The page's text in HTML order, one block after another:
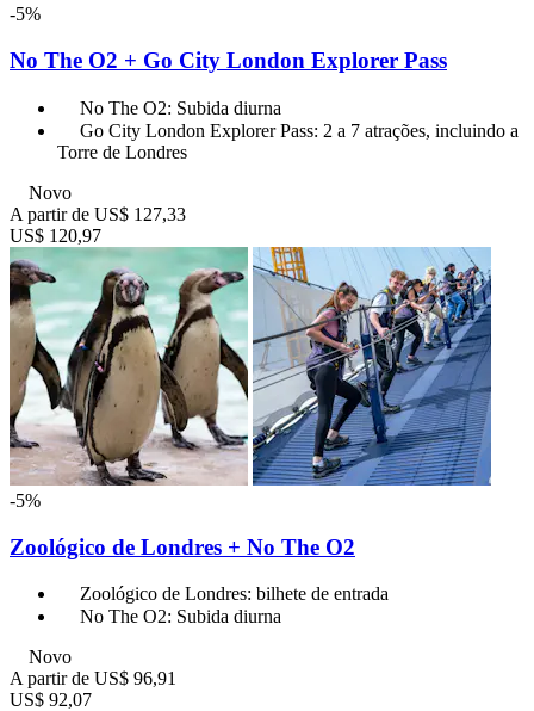
-5%
No The O2 + Go City London Explorer Pass
No The O2: Subida diurna
Go City London Explorer Pass: 2 a 7 atrações, incluindo a
Torre de Londres
Novo
A partir de US$ 127,33
US$ 120,97
-5%
Zoológico de Londres + No The O2
Zoológico de Londres: bilhete de entrada
No The O2: Subida diurna
Novo
A partir de US$ 96,91
US$ 92,07